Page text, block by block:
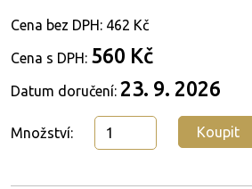
Cena bez DPH: 462 Kč
Cena s DPH: 560 Kč
Datum doručení: 23. 9. 2026
Množství: Koupit